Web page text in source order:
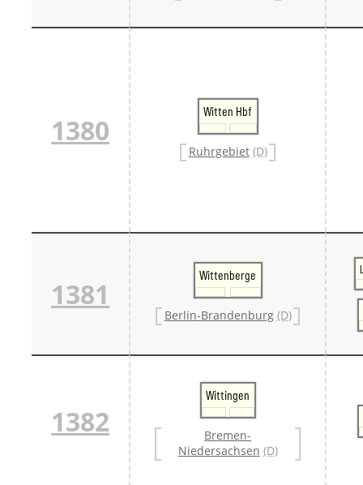
1380
Witten Hbf
Ruhrgebiet (D)
1381
Wittenberge
Berlin-Brandenburg (D)
1382
Wittingen
Bremen-
Niedersachsen (D)